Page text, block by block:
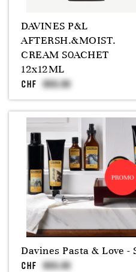
DAVINES P&L
AFTERSH.&MOIST.
CREAM S0ACHET
12x12ML
CHF
Davines Pasta & Love -
CHF